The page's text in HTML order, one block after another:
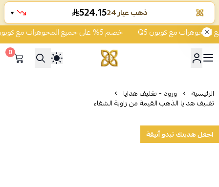
خصم 5% على جميع المجوهرات مع كوبون Q5
شركة قمة زاوية الشفاء
0
الرئيسية ورود - تغليف هدايا
تغليف هدايا الذهب القيمة من زاوية الشفاء
اجعل هديتك تبدو أنيقة
ذهب عيار 24 524.15
▼